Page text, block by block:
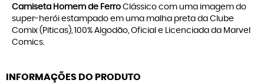
Camiseta Homem de Ferro Clássico com uma imagem do
super-herói estampado em uma malha preta da Clube
Comix (Piticas), 100% Algodão, Oficial e Licenciada da Marvel
Comics.
INFORMAÇÕES DO PRODUTO